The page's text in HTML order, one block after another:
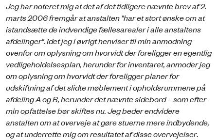
Jeg har noteret mig at det af det tidligere nævnte brev af 2.
marts 2006 fremgår at anstalten "har et stort ønske om at
istandsætte de indvendige fællesarealer i alle anstaltens
afdelinger". Idet jeg i øvrigt henviser til min anmodning
ovenfor om oplysning om hvorvidt der foreligger en egentlig
vedligeholdelsesplan, herunder for inventaret, anmoder jeg
om oplysning om hvorvidt der foreligger planer for
udskiftning af det slidte møblement i opholdsrummene på
afdeling A og B, herunder det nævnte sidebord – som efter
min opfattelse bør skiftes nu. Jeg beder endvidere
anstalten om at overveje at gøre stuerne mere indbydende,
og at underrette mig om resultatet af disse overvejelser.